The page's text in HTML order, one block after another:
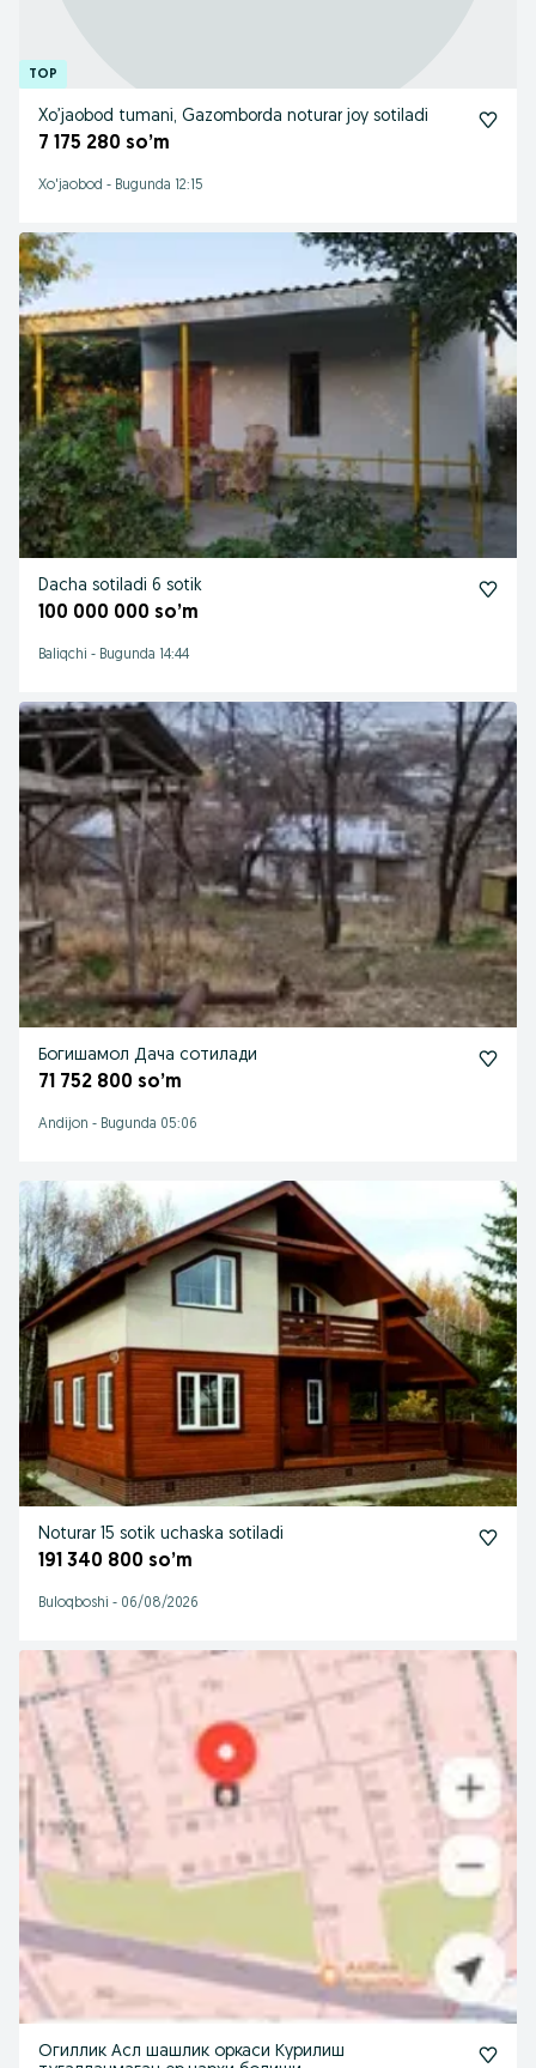
Xo’jaobod tumani, Gazomborda noturar joy sotiladi
7 175 280 so’m
Xo'jaobod - Bugunda 12:15
Dacha sotiladi 6 sotik
100 000 000 so’m
Baliqchi - Bugunda 14:44
Богишамол Дача сотилади
71 752 800 so’m
Andijon - Bugunda 05:06
Noturar 15 sotik uchaska sotiladi
191 340 800 so’m
Buloqboshi - 06/08/2026
Огиллик Асл шашлик оркаси Курилиш